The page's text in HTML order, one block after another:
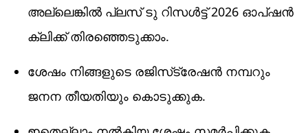
അല്ലെങ്കില്‍ പ്ലസ് ടു റിസള്‍ട്ട് 2026 ഓപ്ഷന്‍
ക്ലിക്ക് തിരഞ്ഞെടുക്കാം.
ശേഷം നിങ്ങളുടെ രജിസ്‌ട്രേഷന്‍ നമ്പറും
ജനന തീയതിയും കൊടുക്കുക.